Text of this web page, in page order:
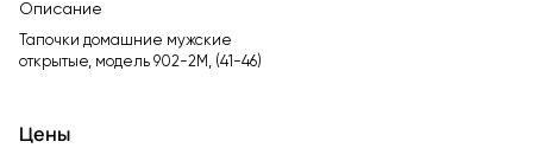
Описание
Тапочки домашние мужские
открытые, модель 902-2M, (41-46)
Цены